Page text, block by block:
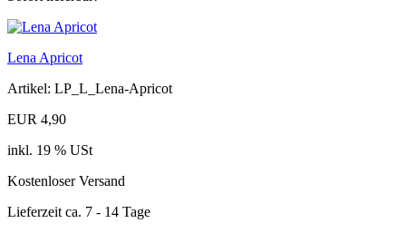
Lena Apricot
Artikel: LP_L_Lena-Apricot
EUR 4,90
inkl. 19 % USt
Kostenloser Versand
Lieferzeit ca. 7 - 14 Tage